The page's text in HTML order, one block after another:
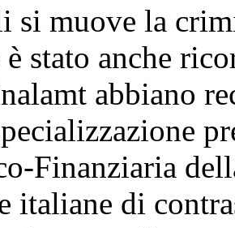
si muove la
stato anche
abbiano
Finanziaria
italiane di